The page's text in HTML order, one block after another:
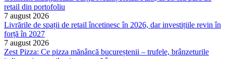
retail din portofoliu
7 august 2026
Livrările de spații de retail încetinesc în 2026, dar investițiile revin în
forță în 2027
7 august 2026
Zest Pizza: Ce pizza mănâncă bucureștenii – trufele, brânzeturile